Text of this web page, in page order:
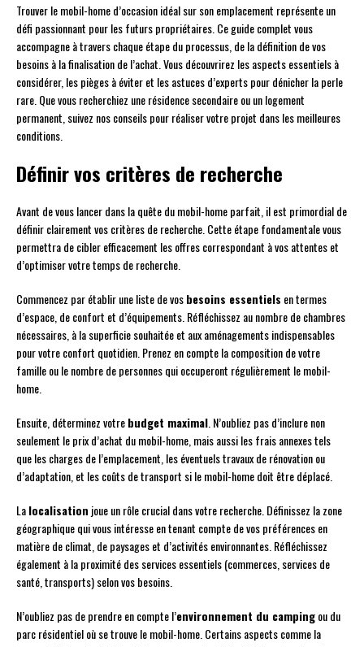
Trouver le mobil-home d’occasion idéal sur son emplacement représente un
défi passionnant pour les futurs propriétaires. Ce guide complet vous
accompagne à travers chaque étape du processus, de la définition de vos
besoins à la finalisation de l’achat. Vous découvrirez les aspects essentiels à
considérer, les pièges à éviter et les astuces d’experts pour dénicher la perle
rare. Que vous recherchiez une résidence secondaire ou un logement
permanent, suivez nos conseils pour réaliser votre projet dans les meilleures
conditions.
Définir vos critères de recherche
Avant de vous lancer dans la quête du mobil-home parfait, il est primordial de
définir clairement vos critères de recherche. Cette étape fondamentale vous
permettra de cibler efficacement les offres correspondant à vos attentes et
d’optimiser votre temps de recherche.
Commencez par établir une liste de vosbesoins essentiels en termes
d’espace, de confort et d’équipements. Réfléchissez au nombre de chambres
nécessaires, à la superficie souhaitée et aux aménagements indispensables
pour votre confort quotidien. Prenez en compte la composition de votre
famille ou le nombre de personnes qui occuperont régulièrement le mobil-
home.
Ensuite, déterminez votrebudget maximal . N’oubliez pas d’inclure non
seulement le prix d’achat du mobil-home, mais aussi les frais annexes tels
que les charges de l’emplacement, les éventuels travaux de rénovation ou
d’adaptation, et les coûts de transport si le mobil-home doit être déplacé.
Lalocalisation joue un rôle crucial dans votre recherche. Définissez la zone
géographique qui vous intéresse en tenant compte de vos préférences en
matière de climat, de paysages et d’activités environnantes. Réfléchissez
également à la proximité des services essentiels (commerces, services de
santé, transports) selon vos besoins.
N’oubliez pas de prendre en compte l’environnement du campingou du
parc résidentiel où se trouve le mobil-home. Certains aspects comme la